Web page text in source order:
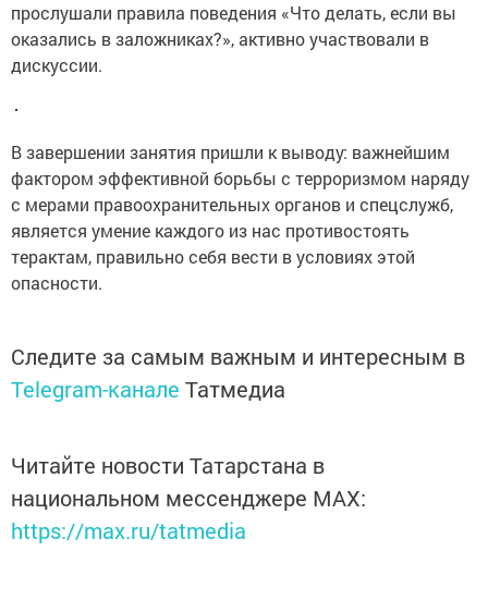
прослушали правила поведения «Что делать, если вы
оказались в заложниках?», активно участвовали в
дискуссии.
В завершении занятия пришли к выводу: важнейшим
фактором эффективной борьбы с терроризмом наряду
с мерами правоохранительных органов и спецслужб,
является умение каждого из нас противостоять
терактам, правильно себя вести в условиях этой
опасности.
Следите за самым важным и интересным в
Telegram-канале Татмедиа
Читайте новости Татарстана в
национальном мессенджере MАХ:
https://max.ru/tatmedia